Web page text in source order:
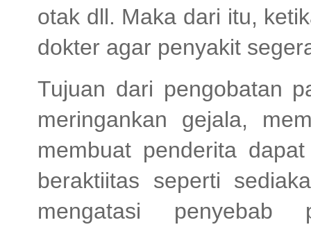
otak dll. Maka dari itu,
dokter agar penyakit
Tujuan dari pengobatan
meringankan gejala,
membuat penderita
beraktiitas seperti
mengatasi penyebab